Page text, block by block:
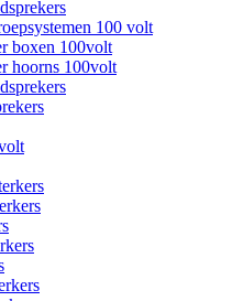
100 volt
boxen 100volt
hoorns 100volt